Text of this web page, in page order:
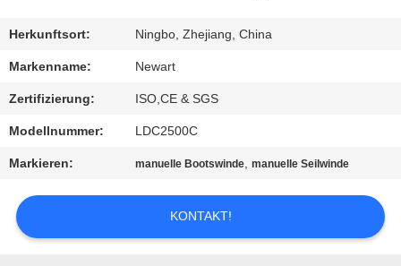
UNS
FORDERN
SIE
EIN
ZITAT
SITEMAP
Herkunftsort: Ningbo, Zhejiang, China
Markenname: Newart
Zertifizierung: ISO,CE & SGS
Modellnummer: LDC2500C
Markieren: manuelle Bootswinde,manuelle Seilwinde
KONTAKT!